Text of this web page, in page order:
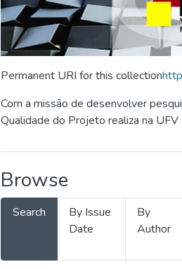
Permanent URI for this collection
Com a missão de desenvolver
Qualidade do Projeto realiza na
Browse
Search
By Issue
Date
By
Author